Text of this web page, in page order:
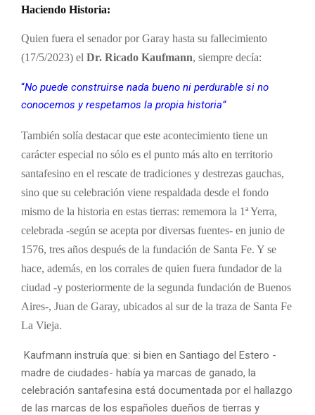
Haciendo Historia:
Quien fuera el senador por Garay hasta su fallecimiento
(17/5/2023) el Dr. Ricado Kaufmann, siempre decía:
“No puede construirse nada bueno ni perdurable si no
conocemos y respetamos la propia historia”
También solía destacar que este acontecimiento tiene un
carácter especial no sólo es el punto más alto en territorio
santafesino en el rescate de tradiciones y destrezas gauchas,
sino que su celebración viene respaldada desde el fondo
mismo de la historia en estas tierras: rememora la 1ª Yerra,
celebrada -según se acepta por diversas fuentes- en junio de
1576, tres años después de la fundación de Santa Fe. Y se
hace, además, en los corrales de quien fuera fundador de la
ciudad -y posteriormente de la segunda fundación de Buenos
Aires-, Juan de Garay, ubicados al sur de la traza de Santa Fe
La Vieja.
Kaufmann instruía que: si bien en Santiago del Estero -
madre de ciudades- había ya marcas de ganado, la
celebración santafesina está documentada por el hallazgo
de las marcas de los españoles dueños de tierras y